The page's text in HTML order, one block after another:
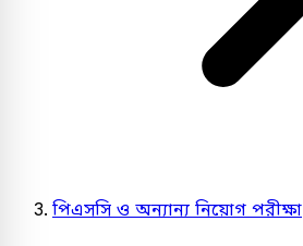
পিএসসি ও অন্যান্য নিয়োগ পরীক্ষা